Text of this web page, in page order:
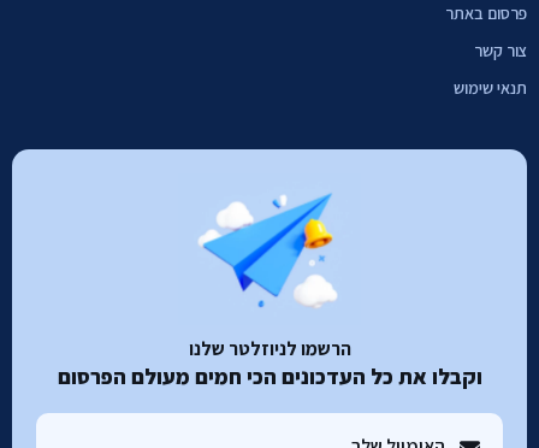
פרסום באתר
צור קשר
תנאי שימוש
הרשמו לניוזלטר שלנו
וקבלו את כל העדכונים הכי חמים מעולם הפרסום